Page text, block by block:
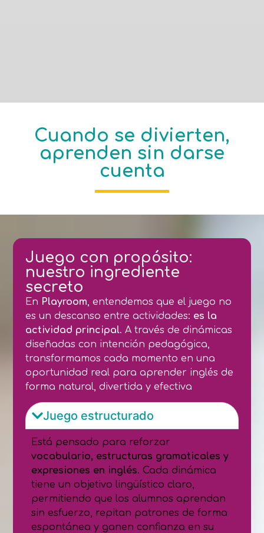
Cuando se divierten,
aprenden sin darse
cuenta
Juego con propósito:
nuestro ingrediente
secreto
En Playroom, entendemos que el juego no
es un descanso entre actividades: es la
actividad principal. A través de dinámicas
diseñadas con intención pedagógica,
transformamos cada momento en una
oportunidad real para aprender inglés de
forma natural, divertida y efectiva
Juego estructurado
Está pensado para reforzar
vocabulario, estructuras gramaticales y
expresiones en inglés. Cada dinámica
tiene un objetivo lingüístico claro,
permitiendo que los alumnos aprendan
sin esfuerzo, repitan patrones de forma
espontánea y ganen confianza en su